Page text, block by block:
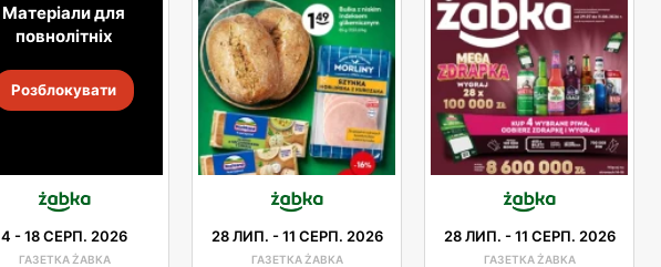
Матеріали для
повнолітніх
Розблокувати
4 -18 СЕРП. 2026
ГАЗЕТКА ŻABKA
28 ЛИП. -11 СЕРП. 2026
ГАЗЕТКА ŻABKA
28 ЛИП. -11 СЕРП. 2026
ГАЗЕТКА ŻABKA